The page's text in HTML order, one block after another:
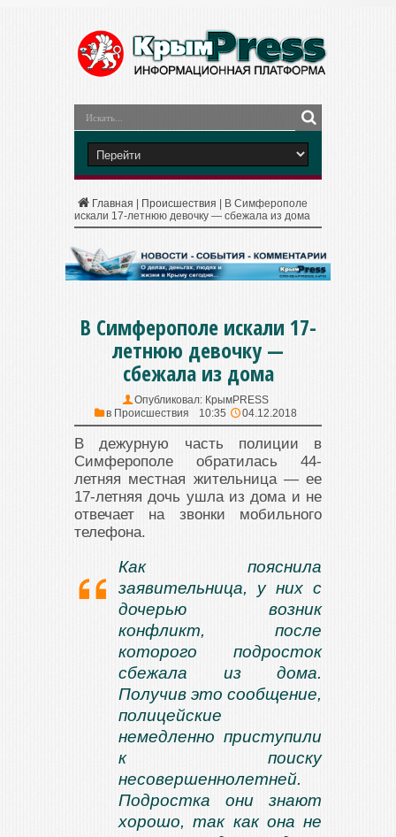
Главная Происшествия
В Симферополе
искали 17-летнюю девочку — сбежала из дома
В Симферополе искали 17-
летнюю девочку —
сбежала из дома
Опубликовал: КрымPRESS
в Происшествия 10:35 04.12.2018
В дежурную часть полиции в
Симферополе обратилась 44-
летняя местная жительница — ее
17-летняя дочь ушла из дома и не
отвечает на звонки мобильного
телефона.
Как пояснила
заявительница, у них с
дочерью возник
конфликт, после
которого подросток
сбежала из дома.
Получив это сообщение,
полицейские
немедленно приступили
к поиску
несовершеннолетней.
Подростка они знают
хорошо, так как она не